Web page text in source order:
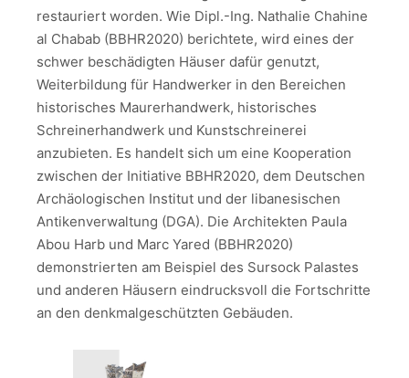
restauriert worden. Wie Dipl.-Ing. Nathalie Chahine
al Chabab (BBHR2020) berichtete, wird eines der
schwer beschädigten Häuser dafür genutzt,
Weiterbildung für Handwerker in den Bereichen
historisches Maurerhandwerk, historisches
Schreinerhandwerk und Kunstschreinerei
anzubieten. Es handelt sich um eine Kooperation
zwischen der Initiative BBHR2020, dem Deutschen
Archäologischen Institut und der libanesischen
Antikenverwaltung (DGA). Die Architekten Paula
Abou Harb und Marc Yared (BBHR2020)
demonstrierten am Beispiel des Sursock Palastes
und anderen Häusern eindrucksvoll die Fortschritte
an den denkmalgeschützten Gebäuden.